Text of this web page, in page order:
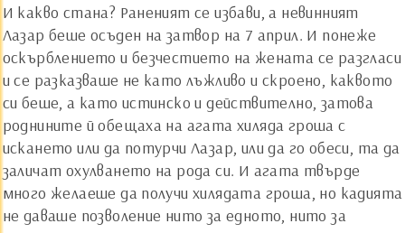
И какво стана? Раненият се избави, а невинният
Лазар беше осъден на затвор на 7 април. И понеже
оскърблението и безчестието на жената се разгласи
и се разказваше не като лъжливо и скроено, каквото
си беше, а като истинско и действително, затова
роднините й обещаха на агата хиляда гроша с
искането или да потурчи Лазар, или да го обеси, та да
заличат охулването на рода си. И агата твърде
много желаеше да получи хилядата гроша, но кадията
не даваше позволение нито за едното, нито за